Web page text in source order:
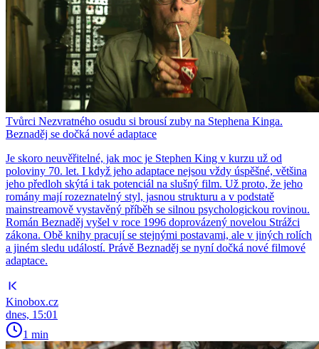
Tvůrci Nezvratného osudu si brousí zuby na Stephena Kinga.
Beznaděj se dočká nové adaptace
Je skoro neuvěřitelné, jak moc je Stephen King v kurzu už od
poloviny 70. let. I když jeho adaptace nejsou vždy úspěšné, většina
jeho předloh skýtá i tak potenciál na slušný film. Už proto, že jeho
romány mají rozeznatelný styl, jasnou strukturu a v podstatě
mainstreamově vystavěný příběh se silnou psychologickou rovinou.
Román Beznaděj vyšel v roce 1996 doprovázený novelou Strážci
zákona. Obě knihy pracují se stejnými postavami, ale v jiných rolích
a jiném sledu událostí. Právě Beznaděj se nyní dočká nové filmové
adaptace.
Kinobox.cz
dnes, 15:01
1 min